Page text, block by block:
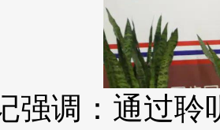
调：通过聆